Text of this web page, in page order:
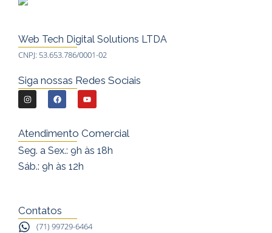
Web Tech Digital Solutions LTDA
CNPJ: 53.653.786/0001-02
Siga nossas Redes Sociais
I
n
s
t
a
g
m
F
a
e
b
o
Y
o
u
u
Atendimento Comercial
Seg. a Sex.: 9h às 18h
Sáb.: 9h às 12h
Contatos
(71) 99729-6464